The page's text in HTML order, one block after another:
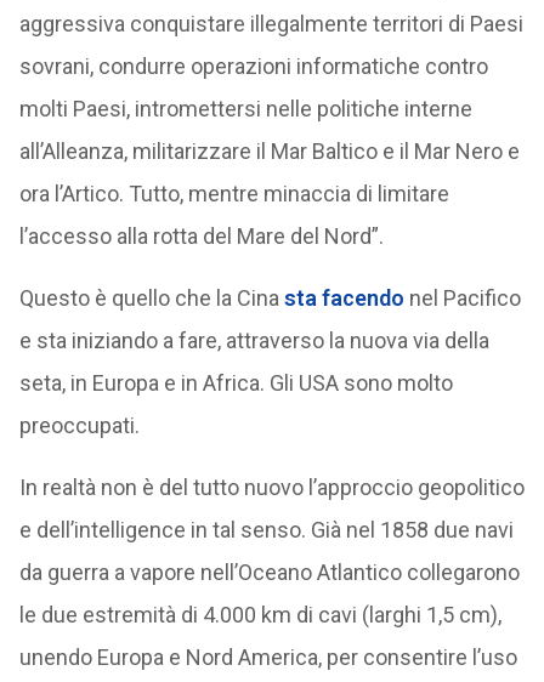
aggressiva conquistare illegalmente territori di Paesi
sovrani, condurre operazioni informatiche contro
molti Paesi, intromettersi nelle politiche interne
all’Alleanza, militarizzare il Mar Baltico e il Mar Nero e
ora l’Artico. Tutto, mentre minaccia di limitare
l’accesso alla rotta del Mare del Nord”.
Questo è quello che la Cina sta facendo nel Pacifico
e sta iniziando a fare, attraverso la nuova via della
seta, in Europa e in Africa. Gli USA sono molto
preoccupati.
In realtà non è del tutto nuovo l’approccio geopolitico
e dell’intelligence in tal senso. Già nel 1858 due navi
da guerra a vapore nell’Oceano Atlantico collegarono
le due estremità di 4.000 km di cavi (larghi 1,5 cm),
unendo Europa e Nord America, per consentire l’uso